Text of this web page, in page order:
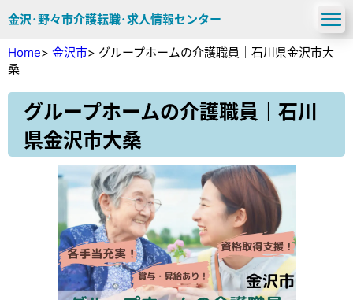
金沢･野々市介護転職･求人情報センター
Home> 金沢市> グループホームの介護職員｜石川県金沢市大
桑
グループホームの介護職員｜石川
県金沢市大桑